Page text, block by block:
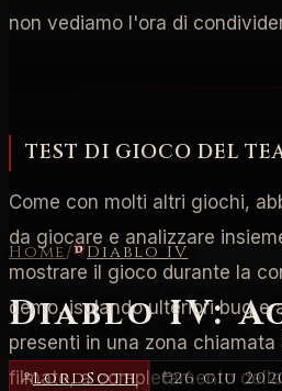
Home/ Diablo IV
Diablo IV:
LordSoth 26 giu
non vediamo l'ora di
TEST DI GIOCO DEL
Come con molti altri giochi,
da giocare e analizzare
mostrare il gioco durante la
demo, isolando ulteriori bug
presenti in una zona
filmato, a completamento